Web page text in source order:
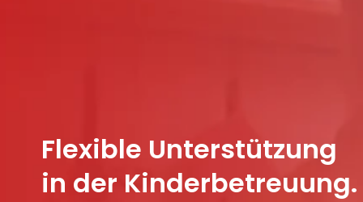
Flexible Unterstützung
in der Kinderbetreuung.